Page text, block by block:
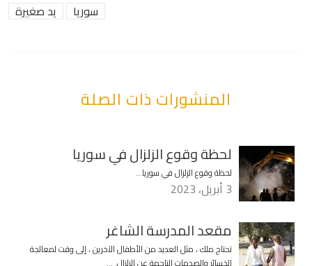
سوريا يد صغيرة
المنشورات ذات الصلة
لحظة وقوع الزلزال في سوريا
لحظة وقوع الزلزال في سوريا…
3 أبريل، 2023
مقعد المدرسة الشاغر
تحتاج ملك ، مثل العديد من الأطفال الآخرين ، إلى وقت لمعالجة